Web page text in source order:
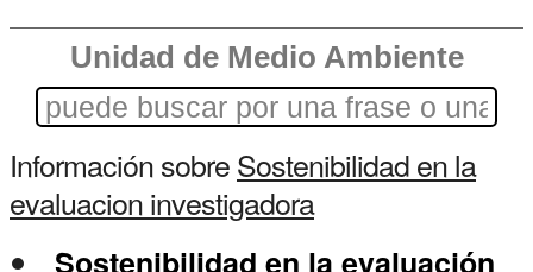
Unidad de Medio Ambiente
Información sobreSostenibilidad en la
evaluacion investigadora
Sostenibilidad en la evaluación